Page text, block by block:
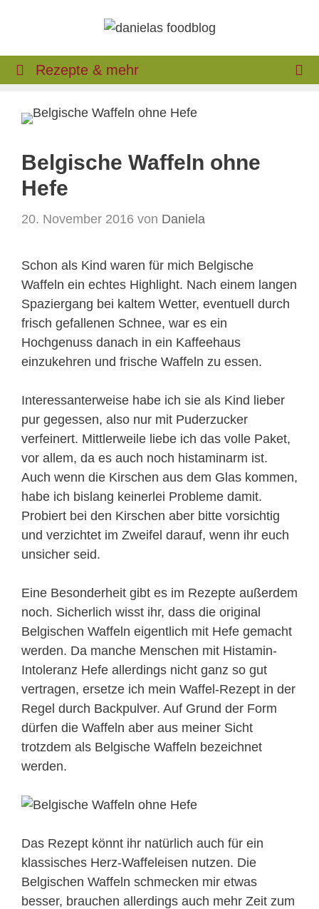
Rezepte & mehr
Belgische Waffeln ohne
Hefe
20. November 2016 von Daniela
Schon als Kind waren für mich Belgische
Waffeln ein echtes Highlight. Nach einem langen
Spaziergang bei kaltem Wetter, eventuell durch
frisch gefallenen Schnee, war es ein
Hochgenuss danach in ein Kaffeehaus
einzukehren und frische Waffeln zu essen.
Interessanterweise habe ich sie als Kind lieber
pur gegessen, also nur mit Puderzucker
verfeinert. Mittlerweile liebe ich das volle Paket,
vor allem, da es auch noch histaminarm ist.
Auch wenn die Kirschen aus dem Glas kommen,
habe ich bislang keinerlei Probleme damit.
Probiert bei den Kirschen aber bitte vorsichtig
und verzichtet im Zweifel darauf, wenn ihr euch
unsicher seid.
Eine Besonderheit gibt es im Rezepte außerdem
noch. Sicherlich wisst ihr, dass die original
Belgischen Waffeln eigentlich mit Hefe gemacht
werden. Da manche Menschen mit Histamin-
Intoleranz Hefe allerdings nicht ganz so gut
vertragen, ersetze ich mein Waffel-Rezept in der
Regel durch Backpulver. Auf Grund der Form
dürfen die Waffeln aber aus meiner Sicht
trotzdem als Belgische Waffeln bezeichnet
werden.
Das Rezept könnt ihr natürlich auch für ein
klassisches Herz-Waffeleisen nutzen. Die
Belgischen Waffeln schmecken mir etwas
besser, brauchen allerdings auch mehr Zeit zum